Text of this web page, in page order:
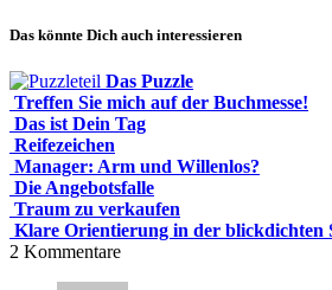
Das könnte Dich auch interessieren
Das Puzzle
Treffen Sie mich auf der Buchmesse!
Das ist Dein Tag
Reifezeichen
Manager: Arm und Willenlos?
Die Angebotsfalle
Traum zu verkaufen
Klare Orientierung in der blickdichten
2 Kommentare